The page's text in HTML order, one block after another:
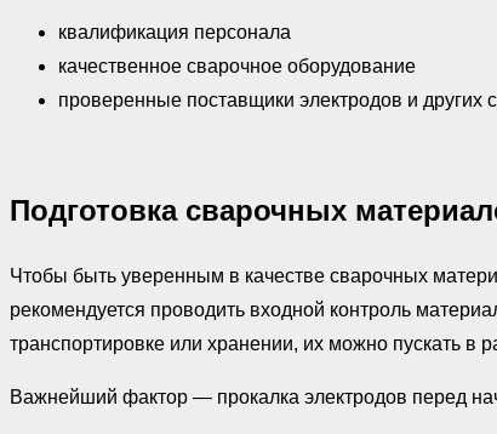
квалификация персонала
качественное сварочное оборудование
проверенные поставщики электродов и других
Подготовка сварочных
Чтобы быть уверенным в качестве сварочных
рекомендуется проводить входной контроль
транспортировке или хранении, их можно пускать в
Важнейший фактор — прокалка электродов перед